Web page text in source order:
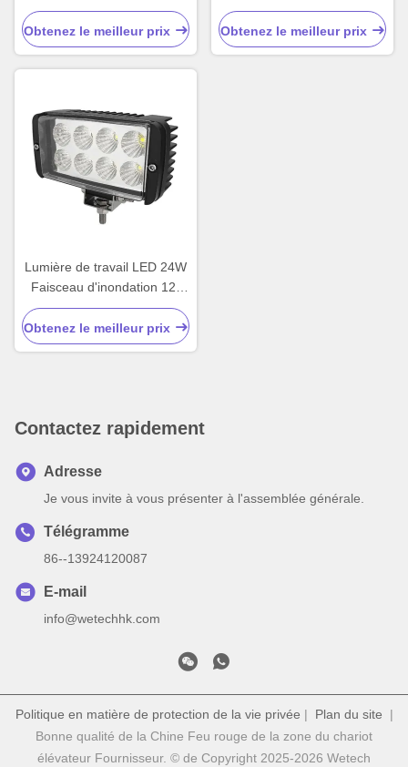
couleur Strobe latéral LED
Obtenez le meilleur prix
LED lumière de travail
Obtenez le meilleur prix
Lumière de travail LED 24W
Faisceau d'inondation 12-
24V DC
Obtenez le meilleur prix
Contactez rapidement
Adresse
Je vous invite à vous présenter à l'assemblée générale.
Télégramme
86--13924120087
E-mail
info@wetechhk.com
Politique en matière de protection de la vie privée | Plan du site |
Bonne qualité de la Chine Feu rouge de la zone du chariot
élévateur Fournisseur. © de Copyright 2025-2026 Wetech